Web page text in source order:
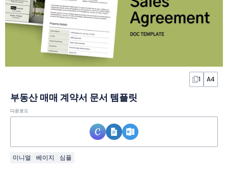
1 A4
부동산 매매 계약서 문서 템플릿
다운로드
미니멀 베이지 심플